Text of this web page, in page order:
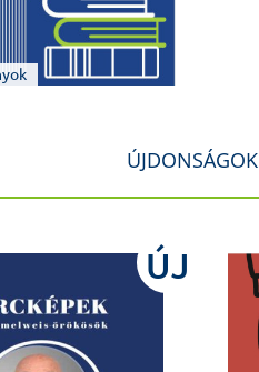
ÚJDONSÁGOK
ÚJ